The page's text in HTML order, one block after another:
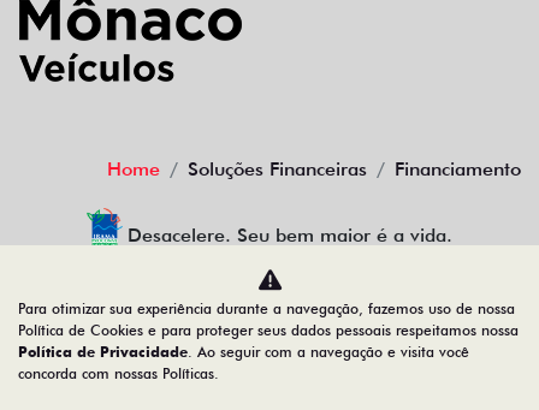
Home Soluções Financeiras Financiamento
Desacelere. Seu bem maior é a vida.
MONACO CENTRO OESTE LTDA
01.639.744/0001-13
Para otimizar sua experiência durante a navegação, fazemos uso de nossa
Política de Cookies e para proteger seus dados pessoais respeitamos nossa
Política de Privacidade. Ao seguir com a navegação e visita você
concorda com nossas Políticas.